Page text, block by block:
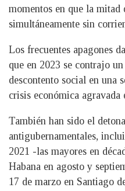
momentos en que la mitad
simultáneamente sin
Los frecuentes apagones
que en 2023 se contrajo
descontento social en una
crisis económica agravada
También han sido el
antigubernamentales,
2021 -las mayores en
Habana en agosto y
17 de marzo en Santiago